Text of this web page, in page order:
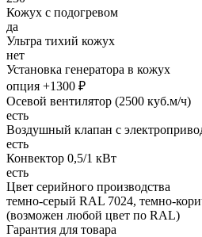
Кожух с подогревом
да
Ультра тихий кожух
нет
Установка генератора в кожух
опция +1300 ₽
Осевой вентилятор (2500 куб.м/ч)
есть
Воздушный клапан с
есть
Конвектор 0,5/1 кВт
есть
Цвет серийного производства
темно-серый RAL 7024, темно-
(возможен любой цвет по RAL)
Гарантия для товара